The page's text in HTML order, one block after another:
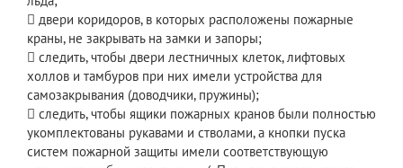
 двери коридоров, в которых расположены пожарные
краны, не закрывать на замки и запоры;
 следить, чтобы двери лестничных клеток, лифтовых
холлов и тамбуров при них имели устройства для
самозакрывания (доводчики, пружины);
 следить, чтобы ящики пожарных кранов были полностью
укомплектованы рукавами и стволами, а кнопки пуска
систем пожарной защиты имели соответствующую